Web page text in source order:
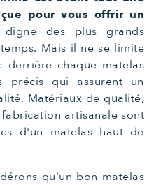
pour vous offrir un
des plus grands
Mais il ne se limite
chaque matelas
précis qui assurent un
Matériaux de qualité,
artisanale sont
d'un matelas haut de
qu'un bon matelas